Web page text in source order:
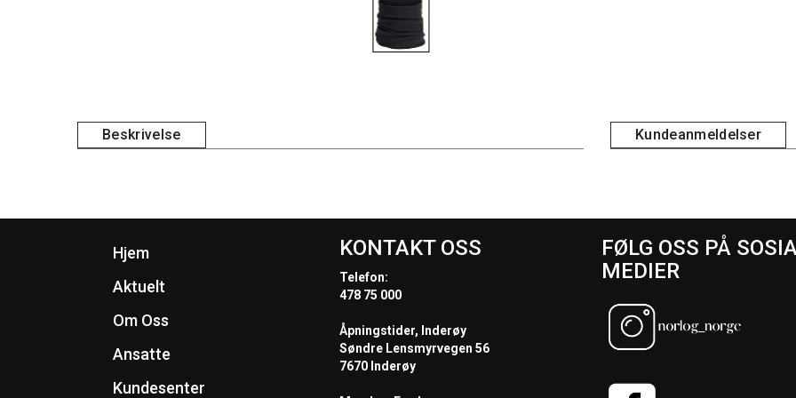
Beskrivelse Kundeanmeldelser
Hjem
Aktuelt
Om Oss
Ansatte
Kundesenter
KONTAKT OSS
Telefon:
478 75 000
Åpningstider, Inderøy
Søndre Lensmyrvegen 56
7670 Inderøy
FØLG OSS PÅ
MEDIER